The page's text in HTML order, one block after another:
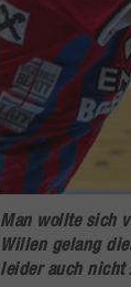
Man wollte sich
Willen gelang
leider auch nicht